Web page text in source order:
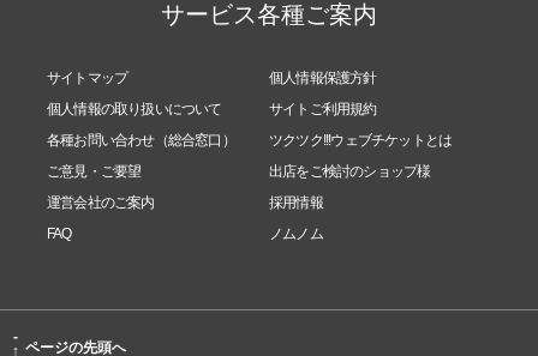
サービス各種ご案内
サイトマップ
個人情報保護方針
個人情報の取り扱いについて
サイトご利用規約
各種お問い合わせ（総合窓口）
ツクツク!!!ウェブチケットとは
ご意見・ご要望
出店をご検討のショップ様
運営会社のご案内
採用情報
FAQ
ノムノム
-
↑ ページの先頭へ